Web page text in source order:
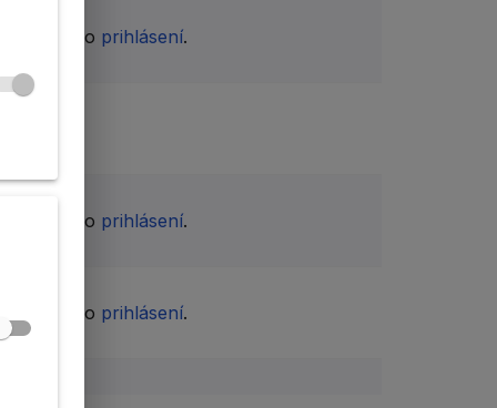
po prihlásení.
po prihlásení.
po prihlásení.